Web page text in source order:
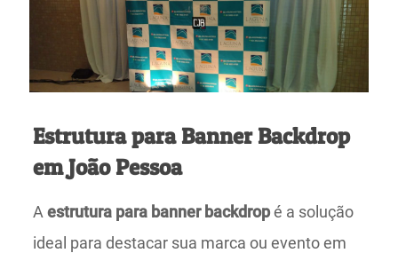
Estrutura para Banner Backdrop
em João Pessoa
A estrutura para banner backdropé a solução
ideal para destacar sua marca ou evento em